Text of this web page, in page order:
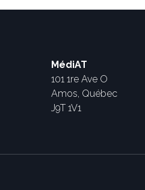
MédiAT
101 1re Ave O
Amos, Québec
J9T 1V1